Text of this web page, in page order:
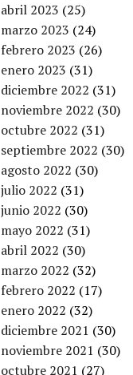
abril 2023 (25)
marzo 2023 (24)
febrero 2023 (26)
enero 2023 (31)
diciembre 2022 (31)
noviembre 2022 (30)
octubre 2022 (31)
septiembre 2022 (30)
agosto 2022 (30)
julio 2022 (31)
junio 2022 (30)
mayo 2022 (31)
abril 2022 (30)
marzo 2022 (32)
febrero 2022 (17)
enero 2022 (32)
diciembre 2021 (30)
noviembre 2021 (30)
octubre 2021 (27)